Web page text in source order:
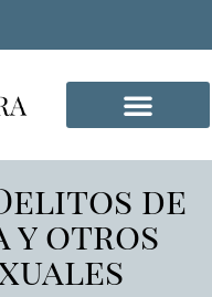
de
y otros